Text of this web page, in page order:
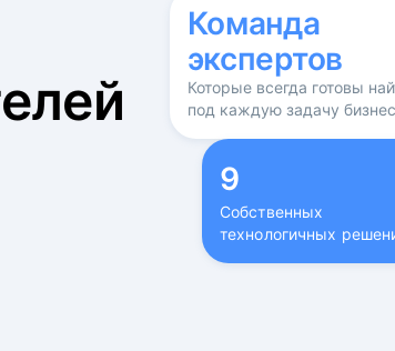
Команда
экспертов
Которые всегда готовы
под каждую задачу
9
Собственных
технологичных